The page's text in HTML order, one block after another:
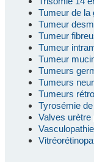
Tumeur de la
Tumeur
Tumeur
Tumeur
Tumeur
Tumeurs
Tumeurs
Tumeurs
Tyrosémie
Valves urètre